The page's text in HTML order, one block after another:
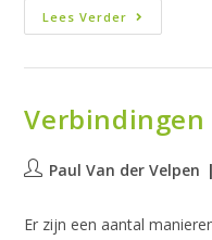
Lees Verder Deel-
Verbindingen
BerichtPaul Van der Velpen
Er zijn een aantal